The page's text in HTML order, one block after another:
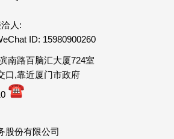
人:
ID: 15980900260
南路百脑汇大厦724室
口,靠近厦门市政府
股份有限公司